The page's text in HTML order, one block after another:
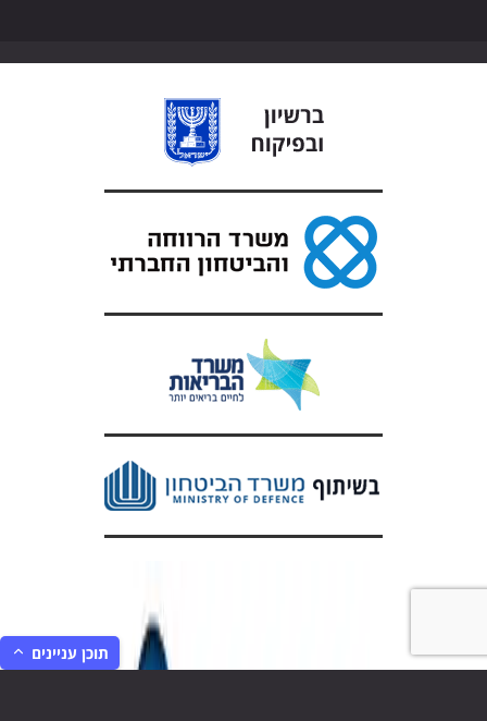
תוכן עניינים